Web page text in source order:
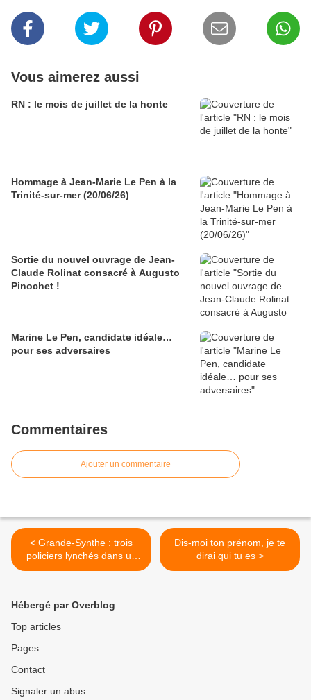
Vous aimerez aussi
RN : le mois de juillet de la honte
Hommage à Jean-Marie Le Pen à la
Trinité-sur-mer (20/06/26)
Sortie du nouvel ouvrage de Jean-
Claude Rolinat consacré à Augusto
Pinochet !
Marine Le Pen, candidate idéale…
pour ses adversaires
Commentaires
Ajouter un commentaire
< Grande-Synthe : trois
policiers lynchés dans un
camp de clandestins
Dis-moi ton prénom, je te
dirai qui tu es >
Hébergé par Overblog
Top articles
Pages
Contact
Signaler un abus